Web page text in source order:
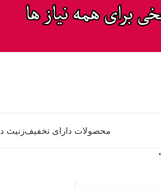
محصولات دارای تخفیفزنیث